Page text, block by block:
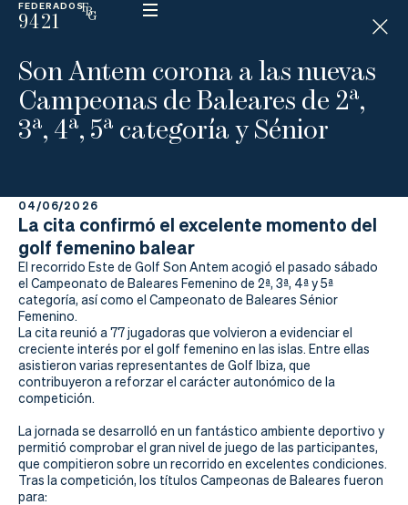
FEDERADOS
9421
ESP
N
D
I
C
A
P
La
Federación
Federarse
Jugar
Aprender
Actualidad
Tienda
Son Antem corona a las nuevas
Campeonas de Baleares de 2ª,
3ª, 4ª, 5ª categoría y Sénior
04/06/2026
La cita confirmó el excelente momento del
golf femenino balear
El recorrido Este de Golf Son Antem acogió el pasado sábado
el Campeonato de Baleares Femenino de 2ª, 3ª, 4ª y 5ª
categoría, así como el Campeonato de Baleares Sénior
Femenino.
La cita reunió a 77 jugadoras que volvieron a evidenciar el
creciente interés por el golf femenino en las islas. Entre ellas
asistieron varias representantes de Golf Ibiza, que
contribuyeron a reforzar el carácter autonómico de la
competición.
La jornada se desarrolló en un fantástico ambiente deportivo y
permitió comprobar el gran nivel de juego de las participantes,
que compitieron sobre un recorrido en excelentes condiciones.
Tras la competición, los títulos Campeonas de Baleares fueron
para: